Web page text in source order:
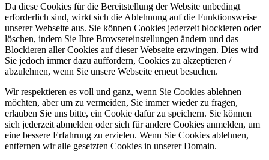
Da diese Cookies für die Bereitstellung der Website unbedingt
erforderlich sind, wirkt sich die Ablehnung auf die Funktionsweise
unserer Webseite aus. Sie können Cookies jederzeit blockieren oder
löschen, indem Sie Ihre Browsereinstellungen ändern und das
Blockieren aller Cookies auf dieser Webseite erzwingen. Dies wird
Sie jedoch immer dazu auffordern, Cookies zu akzeptieren /
abzulehnen, wenn Sie unsere Webseite erneut besuchen.
Wir respektieren es voll und ganz, wenn Sie Cookies ablehnen
möchten, aber um zu vermeiden, Sie immer wieder zu fragen,
erlauben Sie uns bitte, ein Cookie dafür zu speichern. Sie können
sich jederzeit abmelden oder sich für andere Cookies anmelden, um
eine bessere Erfahrung zu erzielen. Wenn Sie Cookies ablehnen,
entfernen wir alle gesetzten Cookies in unserer Domain.